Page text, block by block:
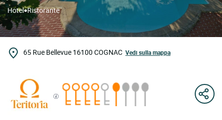
Hotel•Ristorante
65 Rue Bellevue 16100 COGNAC Vedi sulla mappa